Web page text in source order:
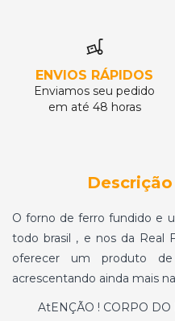
ENVIOS RÁPIDOS
Enviamos seu pedido
em até 48 horas
O forno de ferro fundido e
todo brasil , e nos da Real
oferecer um produto
acrescentando ainda mais
AtENÇÃO ! CORPO